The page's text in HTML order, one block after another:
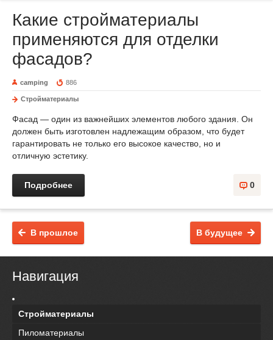
Какие стройматериалы
применяются для отделки
фасадов?
camping 886
Стройматериалы
Фасад — один из важнейших элементов любого здания. Он
должен быть изготовлен надлежащим образом, что будет
гарантировать не только его высокое качество, но и
отличную эстетику.
0
Подробнее
В будущее
В прошлое
Навигация
Стройматериалы
Пиломатериалы